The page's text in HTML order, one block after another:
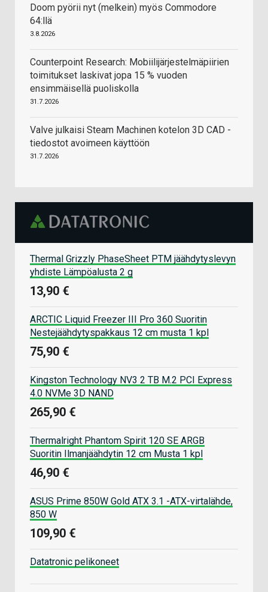
Doom pyörii nyt (melkein) myös Commodore
64:llä
3.8.2026
Counterpoint Research: Mobiilijärjestelmäpiirien
toimitukset laskivat jopa 15 % vuoden
ensimmäisellä puoliskolla
31.7.2026
Valve julkaisi Steam Machinen kotelon 3D CAD -
tiedostot avoimeen käyttöön
31.7.2026
Thermal Grizzly PhaseSheet PTM jäähdytyslevyn
yhdiste Lämpöalusta 2 g
13,90 €
ARCTIC Liquid Freezer III Pro 360 Suoritin
Nestejäähdytyspakkaus 12 cm musta 1 kpl
75,90 €
Kingston Technology NV3 2 TB M.2 PCI Express
4.0 NVMe 3D NAND
265,90 €
Thermalright Phantom Spirit 120 SE ARGB
Suoritin Ilmanjäähdytin 12 cm Musta 1 kpl
46,90 €
ASUS Prime 850W Gold ATX 3.1 -ATX-virtalähde,
850 W
109,90 €
Datatronic pelikoneet